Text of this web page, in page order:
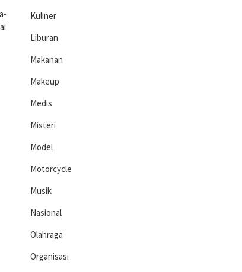
Kuliner
Liburan
Makanan
Makeup
Medis
Misteri
Model
Motorcycle
Musik
Nasional
Olahraga
Organisasi